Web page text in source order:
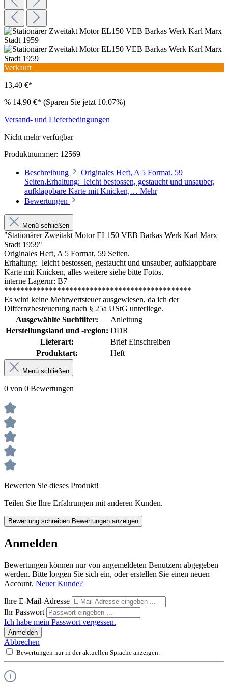
Verkauft
13,40 €*
% 14,90 €* (Sparen Sie jetzt 10.07%)
Versand- und Lieferbedingungen
Nicht mehr verfügbar
Produktnummer: 12569
Beschreibung
Originales Heft, A 5 Format, 59
Seiten.Erhaltung: leicht bestossen, gestaucht und unsauber,
aufklappbare Karte mit Knicken,… Mehr
Bewertungen
Menü schließen
"Stationärer Zweitakt Motor EL150 VEB Barkas Werk Karl Marx
Stadt 1959"
Originales Heft, A 5 Format, 59 Seiten.
Erhaltung: leicht bestossen, gestaucht und unsauber, aufklappbare
Karte mit Knicken, alles weitere siehe bitte Fotos.
interne Lagernr: B7
**********************************************
Es wird keine Mehrwertsteuer ausgewiesen, da ich der
Differnzbesteuerung nach § 25a UStG unterliege.
Ausgewählte Suchfilter:
Anleitung
Herstellungsland und -region: DDR
Lieferart:
Brief Einschreiben
Produktart:
Heft
Menü schließen
0 von 0 Bewertungen
Bewerten Sie dieses Produkt!
Teilen Sie Ihre Erfahrungen mit anderen Kunden.
Bewertung schreiben Bewertungen anzeigen
Anmelden
Bewertungen können nur von angemeldeten Benutzern abgegeben
werden. Bitte loggen Sie sich ein, oder erstellen Sie einen neuen
Account. Neuer Kunde?
Ihre E-Mail-Adresse
Ihr Passwort
Ich habe mein Passwort vergessen.
Anmelden
Abbrechen
Bewertungen nur in der aktuellen Sprache anzeigen.